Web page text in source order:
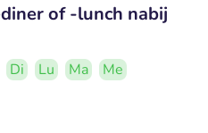
of -lunch nabij
Di Lu Ma
Me